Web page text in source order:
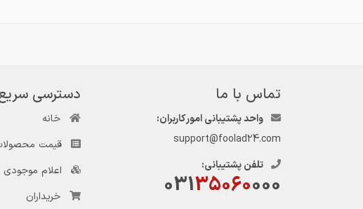
تماس با ما
واحد پشتیبانی امور کاربران:
support@foolad24.com
تلفن پشتیبانی:
03135060000
دسترسی
خانه
قیمت
اعلام موجودی
خریداران